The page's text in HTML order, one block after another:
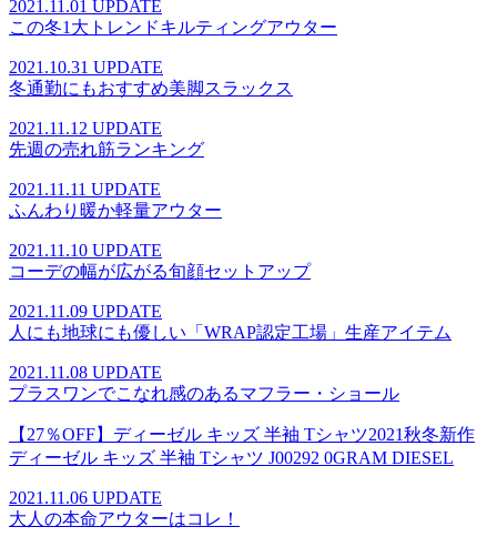
2021.11.01 UPDATE
この冬1大トレンドキルティングアウター
2021.10.31 UPDATE
冬通勤にもおすすめ美脚スラックス
2021.11.12 UPDATE
先週の売れ筋ランキング
2021.11.11 UPDATE
ふんわり暖か軽量アウター
2021.11.10 UPDATE
コーデの幅が広がる旬顔セットアップ
2021.11.09 UPDATE
人にも地球にも優しい「WRAP認定工場」生産アイテム
2021.11.08 UPDATE
プラスワンでこなれ感のあるマフラー・ショール
【27％OFF】ディーゼル キッズ 半袖 Tシャツ2021秋冬新作
ディーゼル キッズ 半袖 Tシャツ J00292 0GRAM DIESEL
2021.11.06 UPDATE
大人の本命アウターはコレ！